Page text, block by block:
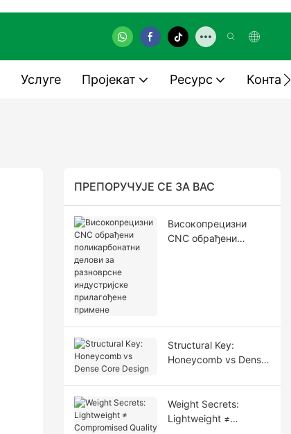
Услуге Пројекат Ресурс
ПРЕПОРУЧУЈЕ СЕ ЗА ВАС
Високопрецизни
CNC обрађени
примене
Structural Key:
Honeycomb vs Dense
Weight Secrets:
Lightweight ≠